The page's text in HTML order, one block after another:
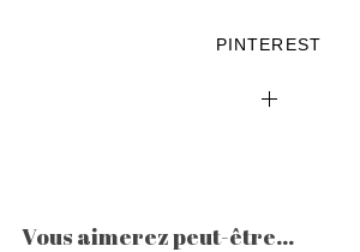
PINTEREST
Vous aimerez peut-être...